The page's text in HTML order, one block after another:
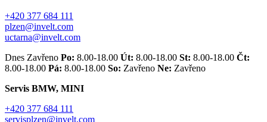
+420 377 684 111
plzen@invelt.com
uctarna@invelt.com
Dnes Zavřeno Po: 8.00-18.00 Út: 8.00-18.00 St: 8.00-18.00 Čt:
8.00-18.00 Pá: 8.00-18.00 So: Zavřeno Ne: Zavřeno
Servis BMW, MINI
+420 377 684 111
servisplzen@invelt.com